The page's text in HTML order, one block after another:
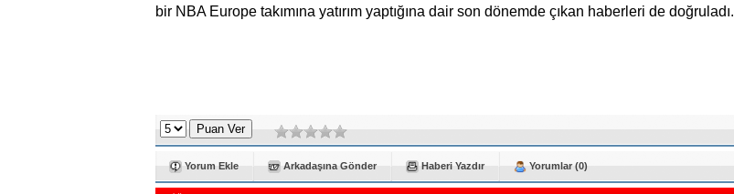
bir NBA Europe takımına yatırım yaptığına dair son dönemde çıkan haberleri de doğruladı.
Yorum Ekle Arkadaşına Gönder Haberi Yazdır Yorumlar (0)